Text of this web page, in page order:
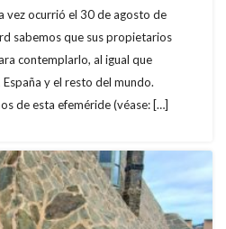
vez ocurrió el 30 de agosto de
sabemos que sus propietarios
contemplarlo, al igual que
y el resto del mundo.
de esta efeméride (véase: […]